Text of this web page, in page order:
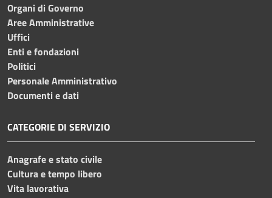
Organi di Governo
Aree Amministrative
Uffici
Enti e fondazioni
Politici
Personale Amministrativo
Documenti e dati
CATEGORIE DI SERVIZIO
Anagrafe e stato civile
Cultura e tempo libero
Vita lavorativa